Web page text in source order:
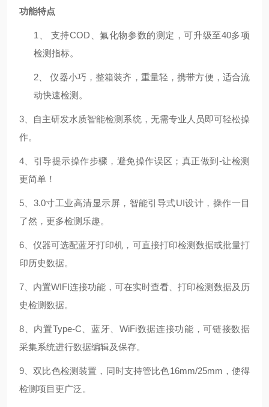
功能特点
1、 支持COD、氟化物参数的测定，可升级至40多项
检测指标。
2、仪器小巧，整箱装齐，重量轻，携带方便，适合流
动快速检测。
3、自主研发水质智能检测系统，无需专业人员即可轻松操
作。
4、引导提示操作步骤，避免操作误区；真正做到-让检测
更简单！
5、3.0寸工业高清显示屏，智能引导式UI设计，操作一目
了然，更多检测乐趣。
6、仪器可选配蓝牙打印机，可直接打印检测数据或批量打
印历史数据。
7、内置WIFI连接功能，可在实时查看、打印检测数据及历
史检测数据。
8、内置Type-C 、蓝牙、WiFi数据连接功能，可链接数据
采集系统进行数据编辑及保存。
9、双比色检测装置，同时支持管比色16mm/25mm，使得
检测项目更广泛。